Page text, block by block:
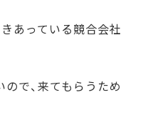
あっている競合会社
で、来てもらうため